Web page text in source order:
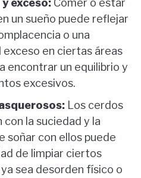
un sueño puede reflejar
o una
en ciertas áreas
encontrar un equilibrio y
excesivos.
Los cerdos
con la suciedad y la
soñar con ellos puede
de limpiar ciertos
sea desorden físico o